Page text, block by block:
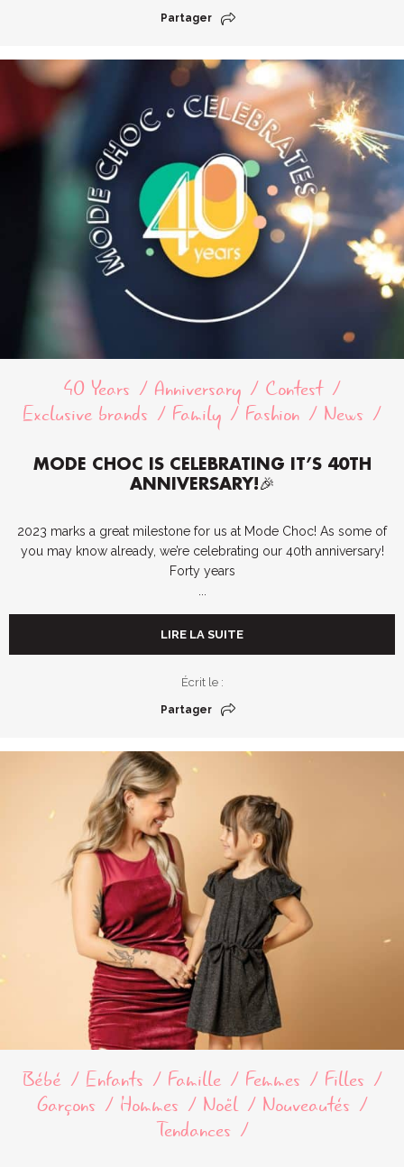
Partager
40 Years Anniversary
Contest
Exclusive brands
Family Fashion News
MODE CHOC IS CELEBRATING IT’S 40TH
ANNIVERSARY!🎉
2023 marks a great milestone for us at Mode Choc! As some of
you may know already, we’re celebrating our 40th anniversary!
Forty years
LIRE LA SUITE
Écrit le :
Partager
Bébé Enfants Famille Femmes
Filles
Garçons
Hommes Noël
Nouveautés
Tendances